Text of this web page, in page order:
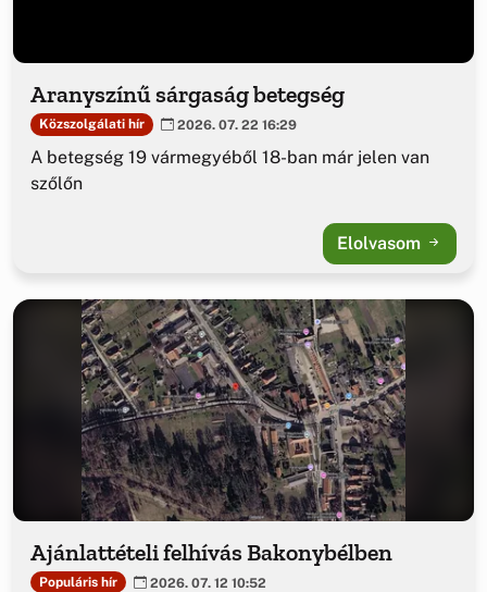
Aranyszínű sárgaság betegség
Közszolgálati hír 2026. 07. 22 16:29
A betegség 19 vármegyéből 18-ban már jelen van
szőlőn
Elolvasom
Ajánlattételi felhívás Bakonybélben
Populáris hír 2026. 07. 12 10:52